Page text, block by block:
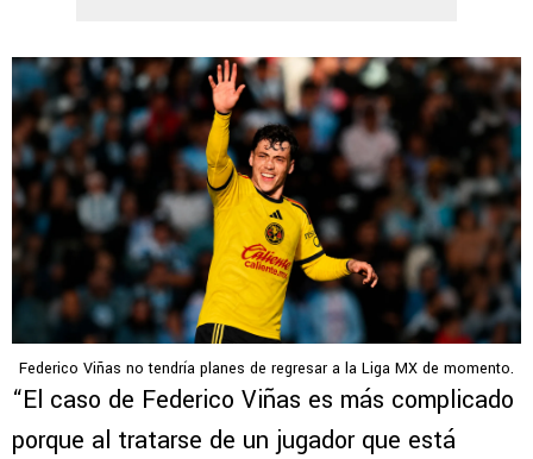
Federico Viñas no tendría planes de regresar a la Liga MX de momento.
“El caso de Federico Viñas es más complicado
porque al tratarse de un jugador que está